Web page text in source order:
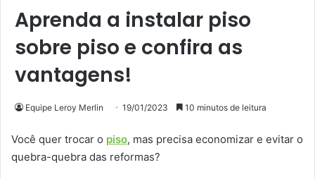
Aprenda a instalar piso
sobre piso e confira as
vantagens!
Equipe Leroy Merlin 19/01/2023 10 minutos de leitura
Você quer trocar o piso, mas precisa economizar e evitar o
quebra-quebra das reformas?